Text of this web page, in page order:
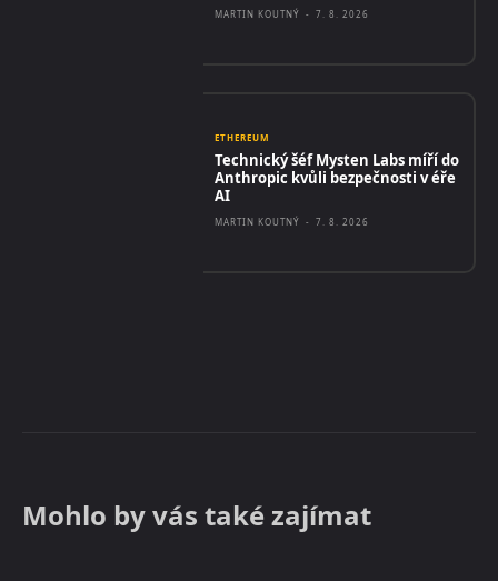
MARTIN KOUTNÝ - 7. 8. 2026
ETHEREUM
Technický šéf Mysten Labs míří do
Anthropic kvůli bezpečnosti v éře
AI
MARTIN KOUTNÝ - 7. 8. 2026
Mohlo by vás také zajímat